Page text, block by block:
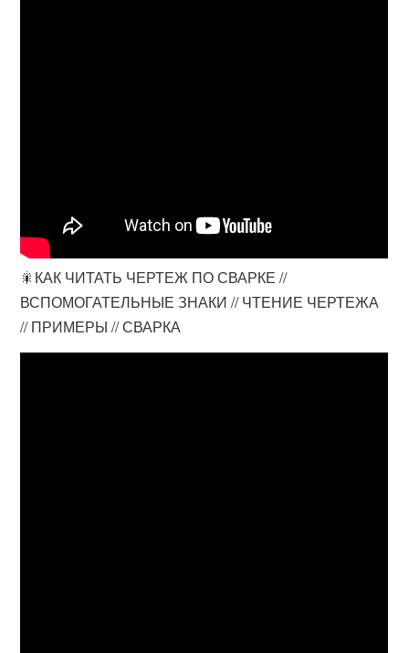
🎇КАК ЧИТАТЬ ЧЕРТЕЖ ПО СВАРКЕ //
ВСПОМОГАТЕЛЬНЫЕ ЗНАКИ // ЧТЕНИЕ ЧЕРТЕЖА
// ПРИМЕРЫ // СВАРКА